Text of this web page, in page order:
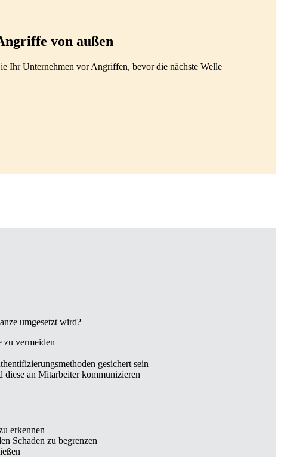
von außen
Ihr Unternehmen vor Angriffen, bevor die nächste Welle
umgesetzt wird?
zu vermeiden
gesichert sein
diese an Mitarbeiter kommunizieren
erkennen
Schaden zu begrenzen